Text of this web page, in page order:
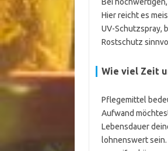
Hier reicht es
UV-Schutzspray,
Rostschutz
Wie viel Zeit
Pflegemittel
Aufwand
Lebensdauer
lohnenswert